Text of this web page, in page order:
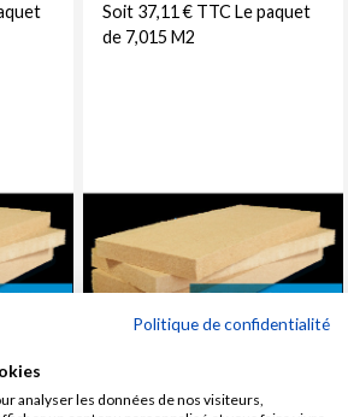
Soit 37,11 € TTC Le paquet
de 7,015 M2
Politique de confidentialité
analyser les données de nos visiteurs,